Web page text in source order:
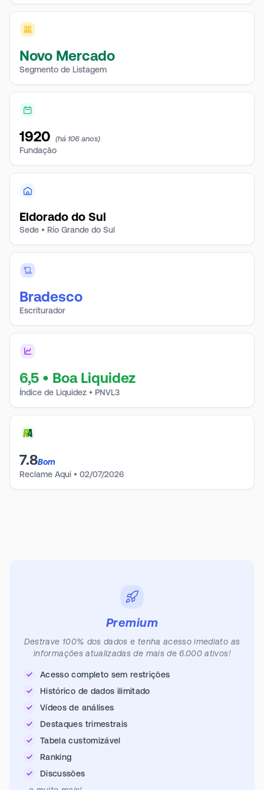
Grande do Sul, Santa Catarina e Paraná, com um
plano de expansão em andamento para São Paulo.
Novo Mercado
Segmento de Listagem
1920 (há 106 anos)
Fundação
Eldorado do Sul
Sede • Rio Grande do Sul
Bradesco
Escriturador
6,5 • Boa Liquidez
Índice de Liquidez • PNVL3
7.8Bom
Reclame Aqui • 02/07/2026
Premium
Destrave 100% dos dados e tenha acesso imediato as
informações atualizadas de mais de 6.000 ativos!
Acesso completo sem restrições
Histórico de dados ilimitado
Vídeos de análises
Destaques trimestrais
Tabela customizável
Ranking
Discussões